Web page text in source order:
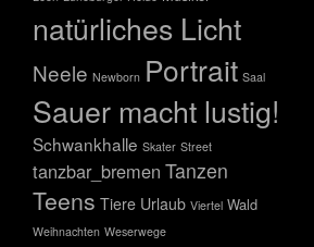
natürliches Licht
Neele Newborn Portrait Saal
Sauer macht lustig!
Schwankhalle Skater Street
tanzbar_bremen Tanzen
Teens Tiere Urlaub Viertel Wald
Weihnachten Weserwege